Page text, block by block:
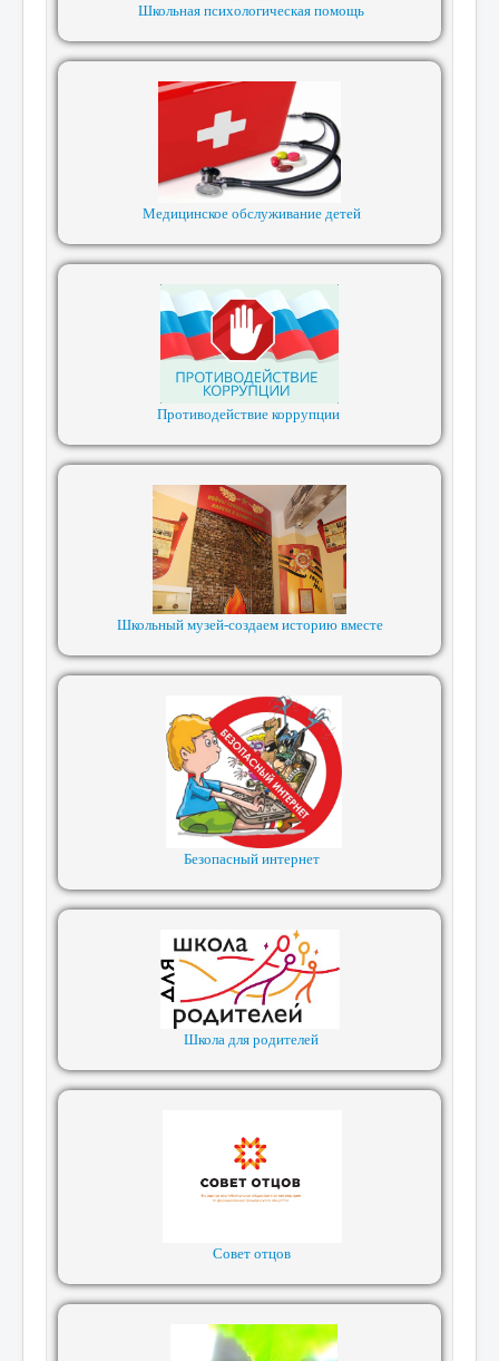
Школьная психологическая помощь
Медицинское обслуживание детей
Противодействие коррупции
Школьный музей-создаем историю вместе
Безопасный интернет
Школа для родителей
Совет отцов